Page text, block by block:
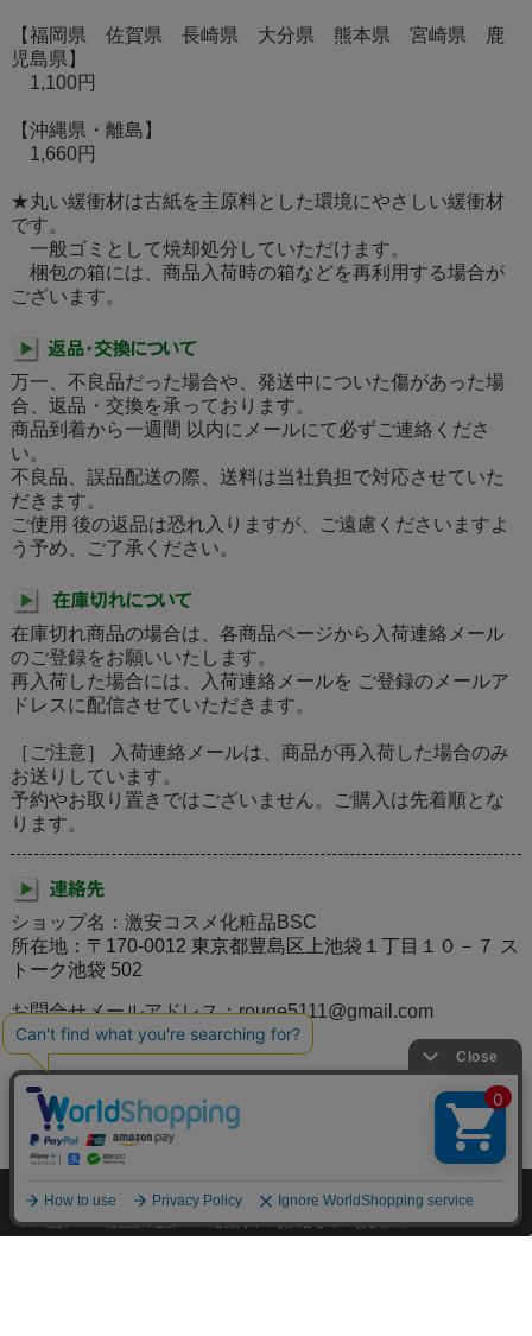
【福岡県 佐賀県 長崎県 大分県 熊本県 宮崎県 鹿
児島県】
1,100円
【沖縄県・離島】
1,660円
★丸い緩衝材は古紙を主原料とした環境にやさしい緩衝材
です。
一般ゴミとして焼却処分していただけます。
梱包の箱には、商品入荷時の箱などを再利用する場合が
ございます。
万一、不良品だった場合や、発送中についた傷があった場
合、返品・交換を承っております。
商品到着から一週間 以内にメールにて必ずご連絡くださ
い。
不良品、誤品配送の際、送料は当社負担で対応させていた
だきます。
ご使用 後の返品は恐れ入りますが、ご遠慮くださいますよ
う予め、ご了承ください。
在庫切れ商品の場合は、各商品ページから入荷連絡メール
のご登録をお願いいたします。
再入荷した場合には、入荷連絡メールを ご登録のメールア
ドレスに配信させていただきます。
［ご注意］ 入荷連絡メールは、商品が再入荷した場合のみ
お送りしています。
予約やお取り置きではございません。ご購入は先着順とな
ります。
ショップ名：激安コスメ化粧品BSC
所在地： 〒170-0012 東京都豊島区上池袋１丁目１０－７ ス
トーク池袋 502
お問合せメールアドレス：rouge5111@gmail.com
個人情報の取り扱いについて
特定商取引法に関する表示
激安コスメ化粧品の通販BSCのご案内
お問合せ
お客様の声